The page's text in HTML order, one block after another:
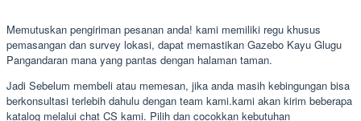
Memutuskan pengiriman pesanan anda! kami memiliki regu khusus
pemasangan dan survey lokasi, dapat memastikan Gazebo Kayu Glugu
Pangandaran mana yang pantas dengan halaman taman.
Jadi Sebelum membeli atau memesan, jika anda masih kebingungan bisa
berkonsultasi terlebih dahulu dengan team kami.kami akan kirim beberapa
katalog melalui chat CS kami. Pilih dan cocokkan kebutuhan